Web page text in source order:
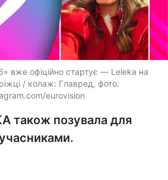
вже офіційно стартує — Leleka на
/ колаж: Главред, фото:
eurovision
також позувала для